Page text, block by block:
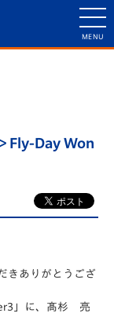
Fly-Day Won
きありがとうござ
」に、髙杉 亮